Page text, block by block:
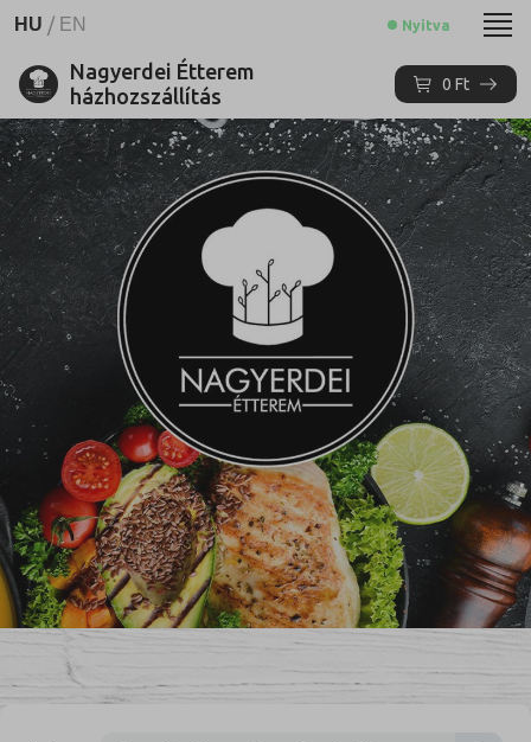
HU / EN Nyitva
Nagyerdei Étterem
házhozszállítás
0 Ft